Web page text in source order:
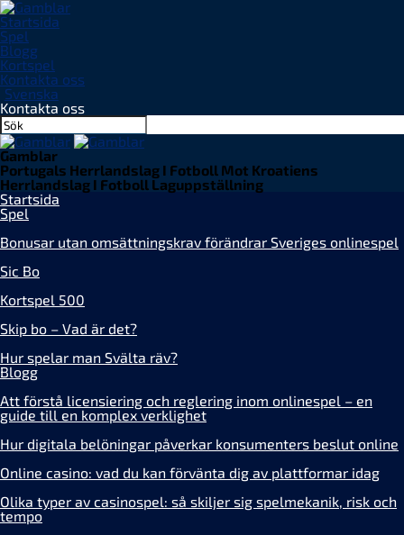
Startsida
Spel
Blogg
Kortspel
Kontakta oss
Svenska
Kontakta oss
Gamblar
Portugals Herrlandslag I Fotboll Mot Kroatiens
Herrlandslag I Fotboll Laguppställning
Startsida
Spel
Bonusar utan omsättningskrav förändrar Sveriges onlinespel
Sic Bo
Kortspel 500
Skip bo – Vad är det?
Hur spelar man Svälta räv?
Blogg
Att förstå licensiering och reglering inom onlinespel – en
guide till en komplex verklighet
Hur digitala belöningar påverkar konsumenters beslut online
Online casino: vad du kan förvänta dig av plattformar idag
Olika typer av casinospel: så skiljer sig spelmekanik, risk och
tempo